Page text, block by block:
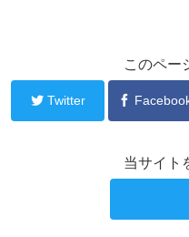
このペー
Twitter
当サイト